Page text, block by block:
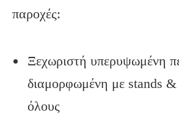
παροχές:
Ξεχωριστή υπερυψωμένη
διαμορφωμένη με stands &
όλους